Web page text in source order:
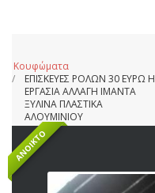
Κουφώματα
ΕΠΙΣΚΕΥΕΣ ΡΟΛΩΝ 30 ΕΥΡΩ Η
ΕΡΓΑΣΙΑ ΑΛΛΑΓΗ ΙΜΑΝΤΑ
ΞΥΛΙΝΑ ΠΛΑΣΤΙΚΑ
ΑΛΟΥΜΙΝΙΟΥ
ΑΝΟΙΚΤΌ